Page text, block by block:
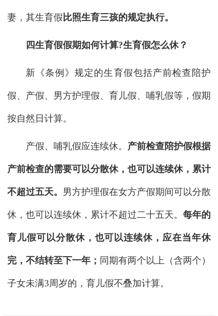
妻，其生育假 比照生育三孩的规定执行。
四生育假假期如何计算?生育假怎么休？
新《条例》规定的生育假包括产前检查陪护
假、产假、男方护理假、育儿假、哺乳假等，假期
按自然日计算。
产假、哺乳假应连续休。 产前检查陪护假根据
产前检查的需要可以分散休，也可以连续休，累计
不超过五天。 男方护理假在女方产假期间可以分散
休，也可以连续休，累计不超过二十五天。 每年的
育儿假可以分散休，也可以连续休，应在当年休
完，不结转至下一年； 同期有两个以上（含两个）
子女未满3周岁的，育儿假不叠加计算。